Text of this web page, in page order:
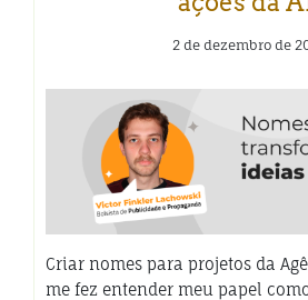
2 de dezembro de
Criar nomes para projetos da
me fez entender meu papel